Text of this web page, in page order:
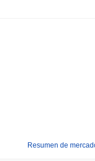
Resumen de